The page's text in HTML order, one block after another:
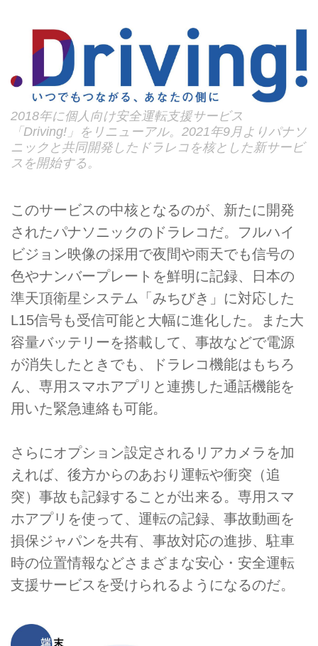
2018年に個人向け安全運転支援サービス
「Driving!」をリニューアル。2021年9月よりパナソ
ニックと共同開発したドラレコを核とした新サービ
スを開始する。
このサービスの中核となるのが、新たに開発
されたパナソニックのドラレコだ。フルハイ
ビジョン映像の採用で夜間や雨天でも信号の
色やナンバープレートを鮮明に記録、日本の
準天頂衛星システム「みちびき」に対応した
L15信号も受信可能と大幅に進化した。また大
容量バッテリーを搭載して、事故などで電源
が消失したときでも、ドラレコ機能はもちろ
ん、専用スマホアプリと連携した通話機能を
用いた緊急連絡も可能。
さらにオプション設定されるリアカメラを加
えれば、後方からのあおり運転や衝突（追
突）事故も記録することが出来る。専用スマ
ホアプリを使って、運転の記録、事故動画を
損保ジャパンを共有、事故対応の進捗、駐車
時の位置情報などさまざまな安心・安全運転
支援サービスを受けられるようになるのだ。